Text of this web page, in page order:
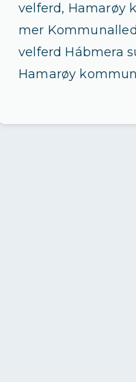
velferd, Hamarøy
mer
velferd Hábmera
Hamarøy